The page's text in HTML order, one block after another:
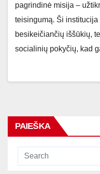
pagrindinė misija –
teisingumą. Ši
besikeičiančių iššūkių,
socialinių pokyčių, kad
PAIEŠKA